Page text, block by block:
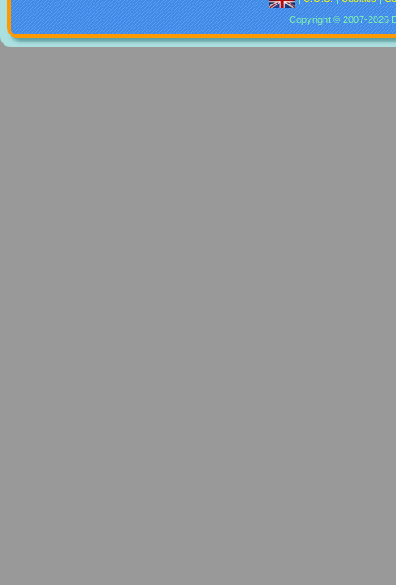
Copyright © 2007-2026